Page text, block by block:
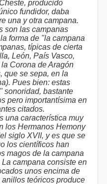
producido
fundidor, daba
una y otra campana.
son las campanas
forma de "la campana
típicas de cierta
León, País Vasco,
Corona de Aragón
que se sepa, en la
Pues bien: estas
sonoridad, bastante
pero importantísima en
citados.
una característica muy
los Hermanos Hemony
siglo XVII, y es que se
los científicos han
magos de la campana
campana consiste en
unos encima de
teóricos produce